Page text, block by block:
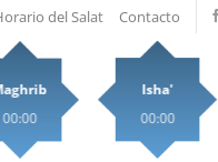
del Salat Contacto
00:00
Isha'
00:00